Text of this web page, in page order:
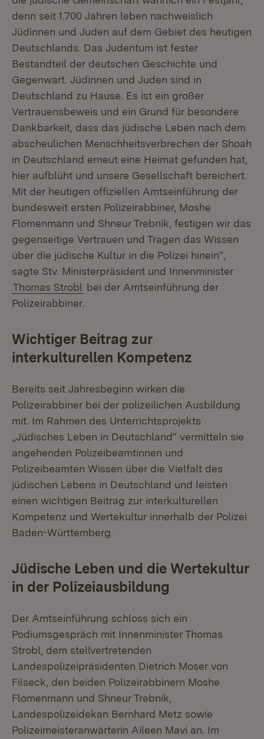
denn seit 1.700 Jahren leben nachweislich
Jüdinnen und Juden auf dem Gebiet des heutigen
Deutschlands. Das Judentum ist fester
Bestandteil der deutschen Geschichte und
Gegenwart. Jüdinnen und Juden sind in
Deutschland zu Hause. Es ist ein großer
Vertrauensbeweis und ein Grund für besondere
Dankbarkeit, dass das jüdische Leben nach dem
abscheulichen Menschheitsverbrechen der Shoah
in Deutschland erneut eine Heimat gefunden hat,
hier aufblüht und unsere Gesellschaft bereichert.
Mit der heutigen offiziellen Amtseinführung der
bundesweit ersten Polizeirabbiner, Moshe
Flomenmann und Shneur Trebnik, festigen wir das
gegenseitige Vertrauen und Tragen das Wissen
über die jüdische Kultur in die Polizei hinein“,
sagte Stv. Ministerpräsident und Innenminister
Thomas Strobl bei der Amtseinführung der
Polizeirabbiner.
Wichtiger Beitrag zur
interkulturellen Kompetenz
Bereits seit Jahresbeginn wirken die
Polizeirabbiner bei der polizeilichen Ausbildung
mit. Im Rahmen des Unterrichtsprojekts
„Jüdisches Leben in Deutschland“ vermitteln sie
angehenden Polizeibeamtinnen und
Polizeibeamten Wissen über die Vielfalt des
jüdischen Lebens in Deutschland und leisten
einen wichtigen Beitrag zur interkulturellen
Kompetenz und Wertekultur innerhalb der Polizei
Baden-Württemberg.
Jüdische Leben und die Wertekultur
in der Polizeiausbildung
Der Amtseinführung schloss sich ein
Podiumsgespräch mit Innenminister Thomas
Strobl, dem stellvertretenden
Landespolizeipräsidenten Dietrich Moser von
Filseck, den beiden Polizeirabbinern Moshe
Flomenmann und Shneur Trebnik,
Landespolizeidekan Bernhard Metz sowie
Polizeimeisteranwärterin Aileen Mavi an. Im